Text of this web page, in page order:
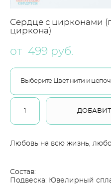
Сердце с цирконами
циркона)
от 499 pуб.
Любовь на всю жизнь,
Состав:
Подвеска: Ювелирный